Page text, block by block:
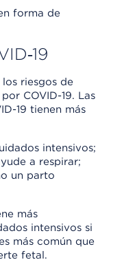
forma de
riesgos de
COVID-19. Las
19 tienen más
intensivos;
a respirar;
un parto
más
intensivos si
más común que
fetal.